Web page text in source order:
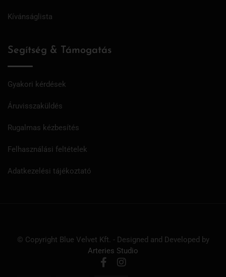
Kívánságlista
Segítség & Támogatás
Gyakori kérdések
Áruvisszaküldés
Rugalmas kézbesítés
Felhasználási feltételek
Adatkezelési tájékoztató
© Copyright Blue Velvet Kft. - Designed and Developed by
Arteries Studio